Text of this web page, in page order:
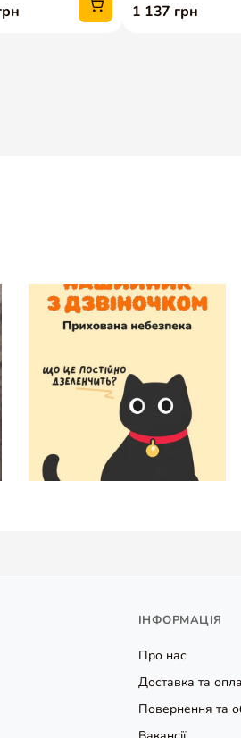
ІНФОРМАЦІЯ
Про нас
Доставка та
Повернення та